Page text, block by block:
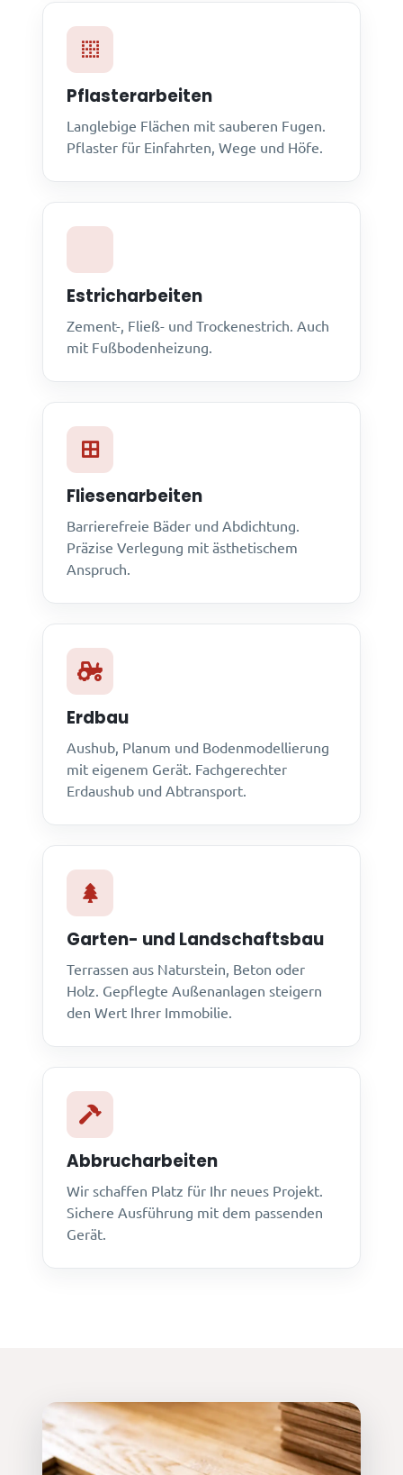
Pflasterarbeiten
Langlebige Flächen mit sauberen Fugen.
Pflaster für Einfahrten, Wege und Höfe.
Estricharbeiten
Zement-, Fließ- und Trockenestrich. Auch
mit Fußbodenheizung.
Fliesenarbeiten
Barrierefreie Bäder und Abdichtung.
Präzise Verlegung mit ästhetischem
Anspruch.
Erdbau
Aushub, Planum und Bodenmodellierung
mit eigenem Gerät. Fachgerechter
Erdaushub und Abtransport.
Garten- und Landschaftsbau
Terrassen aus Naturstein, Beton oder
Holz. Gepflegte Außenanlagen steigern
den Wert Ihrer Immobilie.
Abbrucharbeiten
Wir schaffen Platz für Ihr neues Projekt.
Sichere Ausführung mit dem passenden
Gerät.